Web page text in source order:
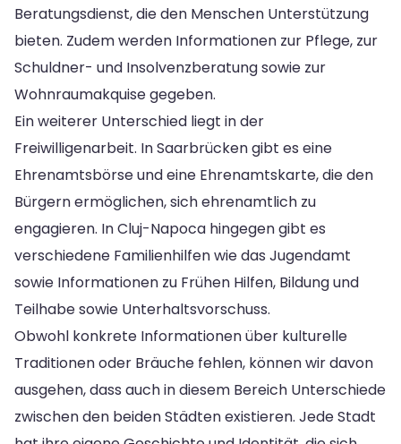
Beratungsdienst, die den Menschen Unterstützung
bieten. Zudem werden Informationen zur Pflege, zur
Schuldner- und Insolvenzberatung sowie zur
Wohnraumakquise gegeben.
Ein weiterer Unterschied liegt in der
Freiwilligenarbeit. In Saarbrücken gibt es eine
Ehrenamtsbörse und eine Ehrenamtskarte, die den
Bürgern ermöglichen, sich ehrenamtlich zu
engagieren. In Cluj-Napoca hingegen gibt es
verschiedene Familienhilfen wie das Jugendamt
sowie Informationen zu Frühen Hilfen, Bildung und
Teilhabe sowie Unterhaltsvorschuss.
Obwohl konkrete Informationen über kulturelle
Traditionen oder Bräuche fehlen, können wir davon
ausgehen, dass auch in diesem Bereich Unterschiede
zwischen den beiden Städten existieren. Jede Stadt